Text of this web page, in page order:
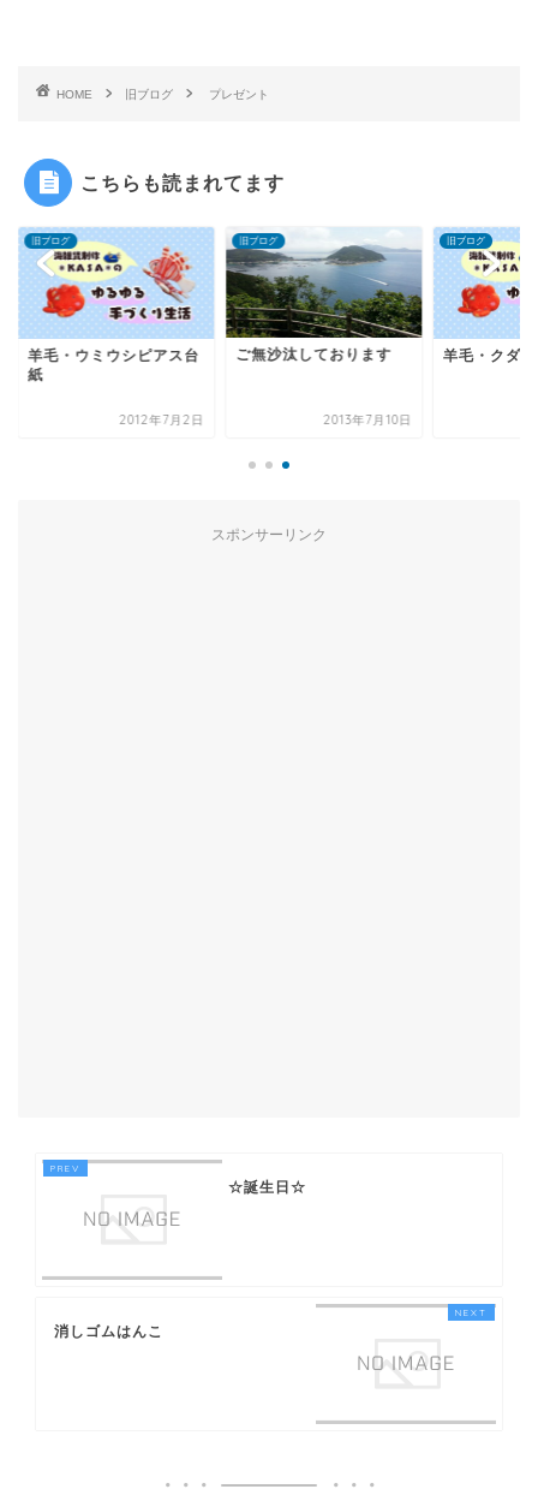
HOME 旧ブログ プレゼント
こちらも読まれてます
・ウミウシピアス台
2012年7月2日
ご無沙汰しております
2013年7月10日
羊毛・クダゴンベ
スポンサーリンク
☆誕生日☆
消しゴムはんこ